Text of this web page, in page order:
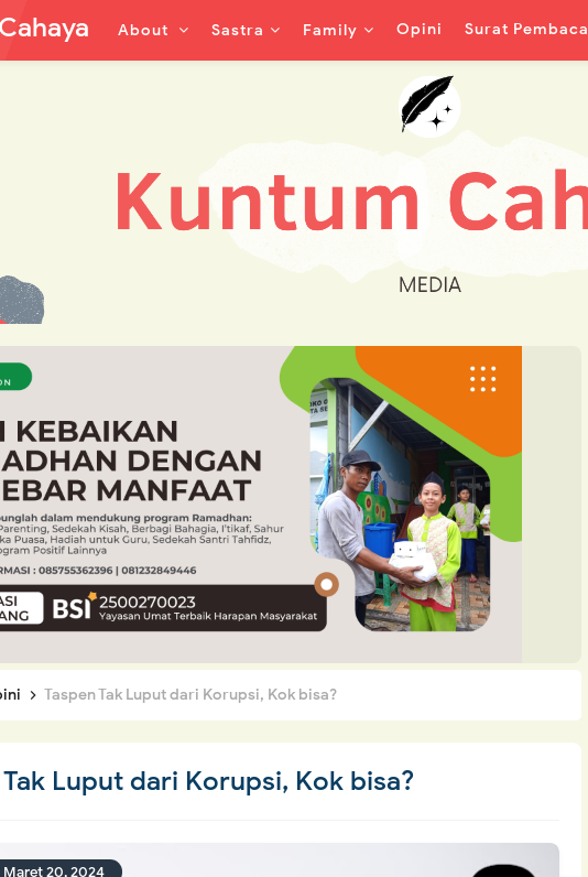
About Sastra Family Opini Surat Pembaca
Taspen Tak Luput dari Korupsi, Kok bisa?
Luput dari Korupsi, Kok bisa?
Maret 20, 2024